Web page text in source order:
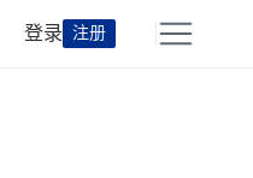
登录 注册